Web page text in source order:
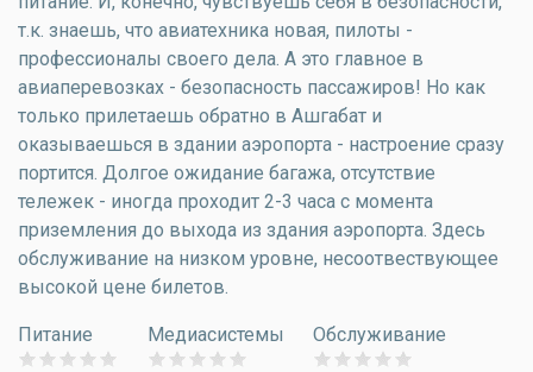
т.к. знаешь, что авиатехника новая, пилоты -
профессионалы своего дела. А это главное в
авиаперевозках - безопасность пассажиров! Но как
только прилетаешь обратно в Ашгабат и
оказываешься в здании аэропорта - настроение сразу
портится. Долгое ожидание багажа, отсутствие
тележек - иногда проходит 2-3 часа с момента
приземления до выхода из здания аэропорта. Здесь
обслуживание на низком уровне, несоотвествующее
высокой цене билетов.
Питание Медиасистемы Обслуживание